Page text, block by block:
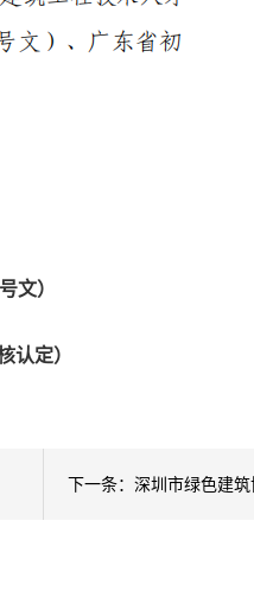
文）
认定）